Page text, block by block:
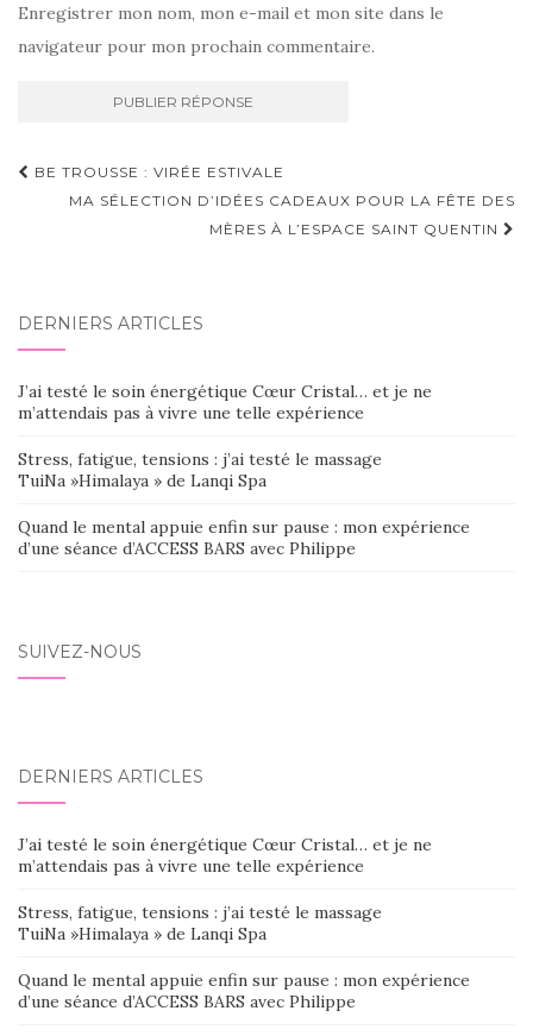
Enregistrer mon nom, mon e-mail et mon site dans le
navigateur pour mon prochain commentaire.
Navigation
d'article
BE TROUSSE : VIRÉE ESTIVALE
MA SÉLECTION D’IDÉES CADEAUX POUR LA FÊTE DES
MÈRES À L’ESPACE SAINT QUENTIN
DERNIERS ARTICLES
J’ai testé le soin énergétique Cœur Cristal… et je ne
m’attendais pas à vivre une telle expérience
Stress, fatigue, tensions : j’ai testé le massage
TuiNa »Himalaya » de Lanqi Spa
Quand le mental appuie enfin sur pause : mon expérience
d’une séance d’ACCESS BARS avec Philippe
SUIVEZ-NOUS
DERNIERS ARTICLES
J’ai testé le soin énergétique Cœur Cristal… et je ne
m’attendais pas à vivre une telle expérience
Stress, fatigue, tensions : j’ai testé le massage
TuiNa »Himalaya » de Lanqi Spa
Quand le mental appuie enfin sur pause : mon expérience
d’une séance d’ACCESS BARS avec Philippe